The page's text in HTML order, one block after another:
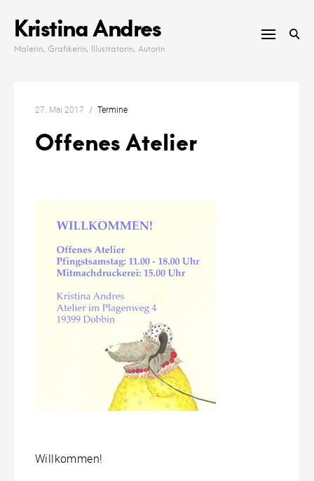
content
Kristina Andres
Malerin, Grafikerin, Illustratorin, Autorin
27. Mai 2017 Termine
Offenes Atelier
Willkommen!